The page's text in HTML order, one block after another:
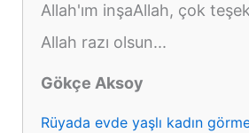
Allah'ım inşaAllah, çok
Allah razı olsun...
Gökçe Aksoy
Rüyada evde yaşlı kadın